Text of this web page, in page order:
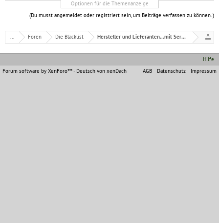
Optionen für die Themenanzeige
(Du musst angemeldet oder registriert sein, um Beiträge verfassen zu können. )
... Foren Die Blacklist Hersteller und Lieferanten...mit Serviceproblemen
Hilfe
AGB
Datenschutz Impressum
Forum software by XenForo™- Deutsch von xenDach